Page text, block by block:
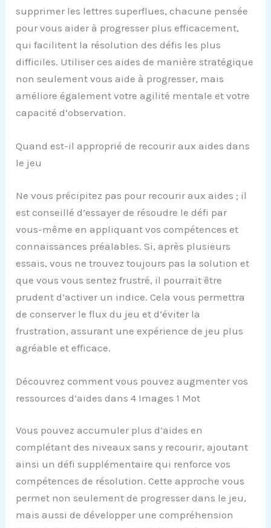
supprimer les lettres superflues, chacune pensée
pour vous aider à progresser plus efficacement,
qui facilitent la résolution des défis les plus
difficiles. Utiliser ces aides de manière stratégique
non seulement vous aide à progresser, mais
améliore également votre agilité mentale et votre
capacité d’observation.
Quand est-il approprié de recourir aux aides dans
le jeu
Ne vous précipitez pas pour recourir aux aides ; il
est conseillé d’essayer de résoudre le défi par
vous-même en appliquant vos compétences et
connaissances préalables. Si, après plusieurs
essais, vous ne trouvez toujours pas la solution et
que vous vous sentez frustré, il pourrait être
prudent d’activer un indice. Cela vous permettra
de conserver le flux du jeu et d’éviter la
frustration, assurant une expérience de jeu plus
agréable et efficace.
Découvrez comment vous pouvez augmenter vos
ressources d’aides dans 4 Images 1 Mot
Vous pouvez accumuler plus d’aides en
complétant des niveaux sans y recourir, ajoutant
ainsi un défi supplémentaire qui renforce vos
compétences de résolution. Cette approche vous
permet non seulement de progresser dans le jeu,
mais aussi de développer une compréhension